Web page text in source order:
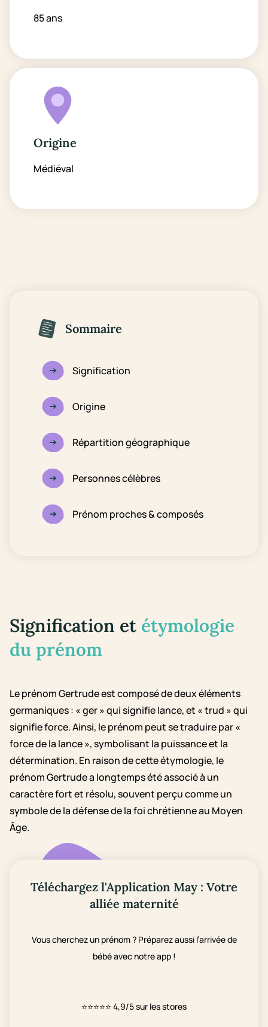
85 ans
Origine
Médiéval
Sommaire
Signification
Origine
Répartition géographique
Personnes célèbres
Prénom proches & composés
Signification et étymologie
du prénom
Le prénom Gertrude est composé de deux éléments
germaniques : « ger » qui signifie lance, et « trud » qui
signifie force. Ainsi, le prénom peut se traduire par «
force de la lance », symbolisant la puissance et la
détermination. En raison de cette étymologie, le
prénom Gertrude a longtemps été associé à un
caractère fort et résolu, souvent perçu comme un
symbole de la défense de la foi chrétienne au Moyen
Âge.
Téléchargez l'Application May : Votre
alliée maternité
Vous cherchez un prénom ? Préparez aussi l’arrivée de
bébé avec notre app !
⭐⭐⭐⭐⭐ 4,9/5 sur les stores